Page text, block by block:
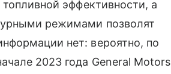
эффективности, а
режимами позволят
нет: вероятно, по
2023 года General Motors